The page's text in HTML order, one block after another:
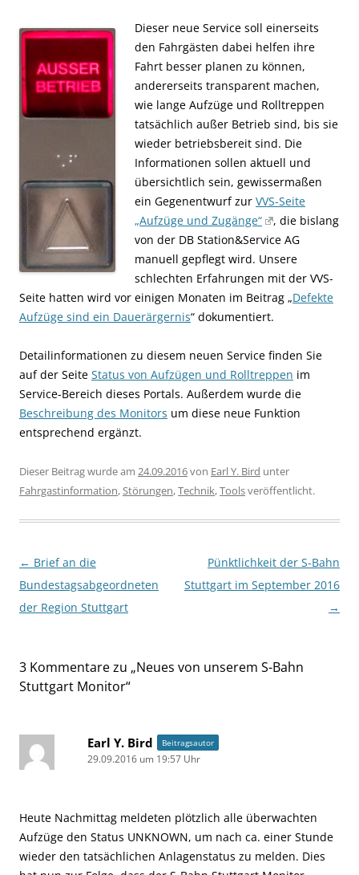
Dieser neue Service soll einerseits
den Fahrgästen dabei helfen ihre
Fahrt besser planen zu können,
andererseits transparent machen,
wie lange Aufzüge und Rolltreppen
tatsächlich außer Betrieb sind, bis sie
wieder betriebsbereit sind. Die
Informationen sollen aktuell und
übersichtlich sein, gewissermaßen
ein Gegenentwurf zur VVS-Seite
„Aufzüge und Zugänge“
, die bislang
von der DB Station&Service AG
manuell gepflegt wird. Unsere
schlechten Erfahrungen mit der VVS-
Seite hatten wird vor einigen Monaten im Beitrag „Defekte
Aufzüge sind ein Dauerärgernis“ dokumentiert.
Detailinformationen zu diesem neuen Service finden Sie
auf der Seite Status von Aufzügen und Rolltreppen im
Service-Bereich dieses Portals. Außerdem wurde die
Beschreibung des Monitors um diese neue Funktion
entsprechend ergänzt.
Dieser Beitrag wurde am 24.09.2016von Earl Y. Bird unter
Fahrgastinformation,Störungen,Technik,Toolsveröffentlicht.
Beitragsnavigation
← Brief an die
Bundestagsabgeordneten
der Region Stuttgart
Pünktlichkeit der S-Bahn
Stuttgart im September 2016
→
3 Kommentare zu „Neues von unserem S-Bahn
Stuttgart Monitor“
Earl Y. Bird Beitragsautor
29.09.2016 um 19:57 Uhr
Heute Nachmittag meldeten plötzlich alle überwachten
Aufzüge den Status UNKNOWN, um nach ca. einer Stunde
wieder den tatsächlichen Anlagenstatus zu melden. Dies